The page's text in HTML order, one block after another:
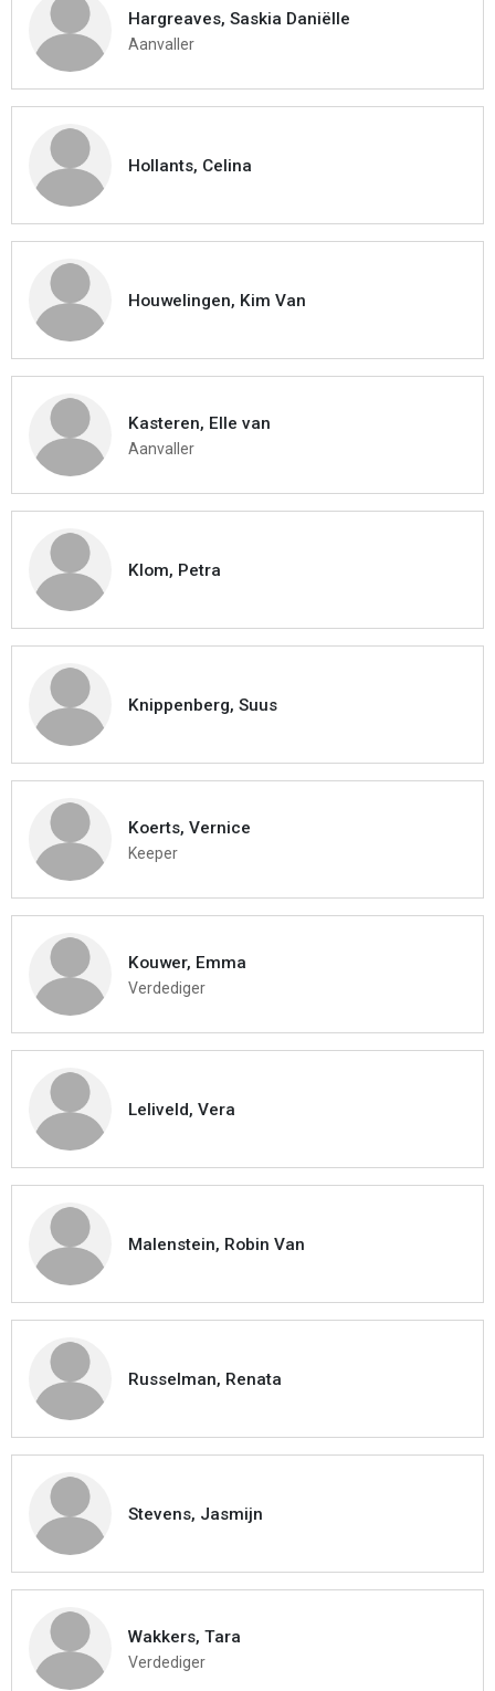
Hargreaves, Saskia Daniëlle
Aanvaller
Hollants, Celina
Houwelingen, Kim Van
Kasteren, Elle van
Aanvaller
Klom, Petra
Knippenberg, Suus
Koerts, Vernice
Keeper
Kouwer, Emma
Verdediger
Leliveld, Vera
Malenstein, Robin Van
Russelman, Renata
Stevens, Jasmijn
Wakkers, Tara
Verdediger